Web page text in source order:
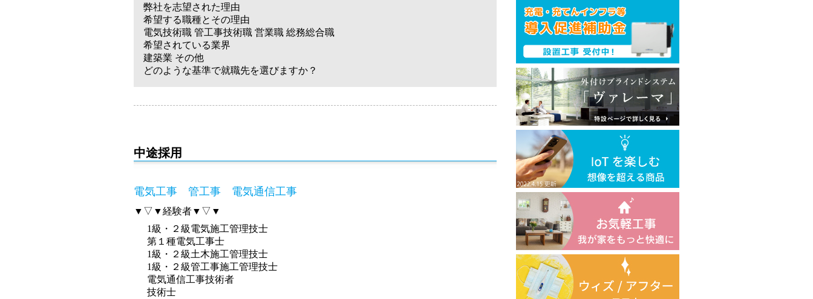
弊社を志望された理由
希望する職種とその理由
電気技術職 管工事技術職 営業職 総務総合職
希望されている業界
建築業 その他
どのような基準で就職先を選びますか？
中途採用
電気工事 管工事 電気通信工事
▼▽▼経験者▼▽▼
1級・２級電気施工管理技士
第１種電気工事士
1級・２級土木施工管理技士
1級・２級管工事施工管理技士
電気通信工事技術者
技術士